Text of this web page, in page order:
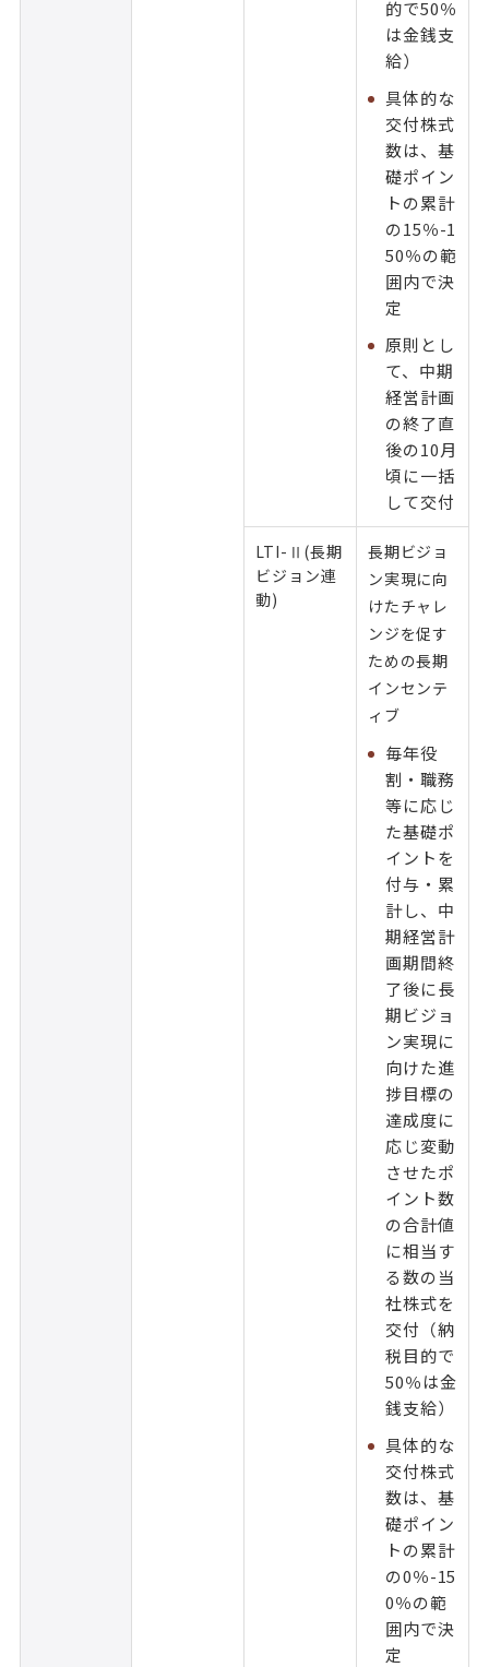
的で50％
は金銭支
給）
具体的な
交付株式
数は、基
礎ポイン
トの累計
の15％-1
50％の範
囲内で決
定
原則とし
て、中期
経営計画
の終了直
後の10月
頃に一括
して交付
LTI-Ⅱ(長期
ビジョン連
動)
長期ビジョ
ン実現に向
けたチャレ
ンジを促す
ための長期
インセンテ
ィブ
毎年役
割・職務
等に応じ
た基礎ポ
イントを
付与・累
計し、中
期経営計
画期間終
了後に長
期ビジョ
ン実現に
向けた進
捗目標の
達成度に
応じ変動
させたポ
イント数
の合計値
に相当す
る数の当
社株式を
交付（納
税目的で
50％は金
銭支給）
具体的な
交付株式
数は、基
礎ポイン
トの累計
の0％-15
0％の範
囲内で決
定